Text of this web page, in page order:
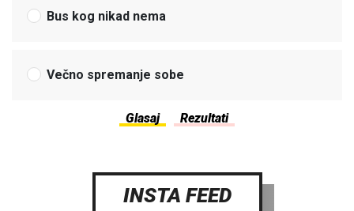
Bus kog nikad nema
Večno spremanje sobe
INSTA FEED